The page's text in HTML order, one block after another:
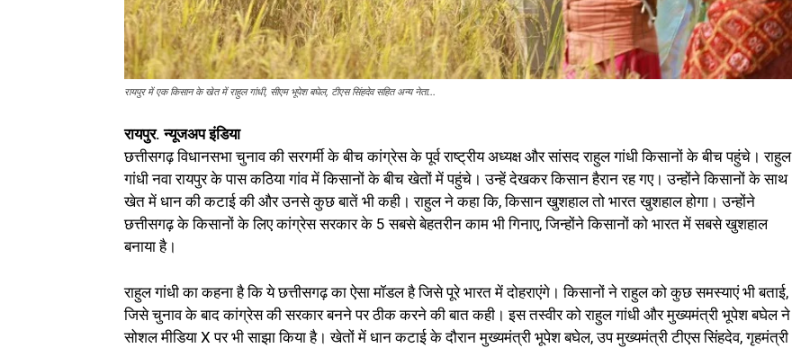
रायपुर में एक किसान के खेत में राहुल गांधी, सीएम भूपेश बघेल, टीएस सिंहदेव सहित अन्य नेता...
रायपुर. न्यूजअप इंडिया
छत्तीसगढ़ विधानसभा चुनाव की सरगर्मी के बीच कांग्रेस के पूर्व राष्ट्रीय अध्यक्ष और सांसद राहुल गांधी किसानों के बीच पहुंचे। राहुल
गांधी नवा रायपुर के पास कठिया गांव में किसानों के बीच खेतों में पहुंचे। उन्हें देखकर किसान हैरान रह गए। उन्होंने किसानों के साथ
खेत में धान की कटाई की और उनसे कुछ बातें भी कही। राहुल ने कहा कि, किसान खुशहाल तो भारत खुशहाल होगा। उन्होंने
छत्तीसगढ़ के किसानों के लिए कांग्रेस सरकार के 5 सबसे बेहतरीन काम भी गिनाए, जिन्होंने किसानों को भारत में सबसे खुशहाल
बनाया है।
राहुल गांधी का कहना है कि ये छत्तीसगढ़ का ऐसा मॉडल है जिसे पूरे भारत में दोहराएंगे। किसानों ने राहुल को कुछ समस्याएं भी बताई,
जिसे चुनाव के बाद कांग्रेस की सरकार बनने पर ठीक करने की बात कही। इस तस्वीर को राहुल गांधी और मुख्यमंत्री भूपेश बघेल ने
सोशल मीडिया X पर भी साझा किया है। खेतों में धान कटाई के दौरान मुख्यमंत्री भूपेश बघेल, उप मुख्यमंत्री टीएस सिंहदेव, गृहमंत्री